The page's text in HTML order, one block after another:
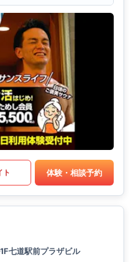
ト 体験・相談予約
七道駅前プラザビル